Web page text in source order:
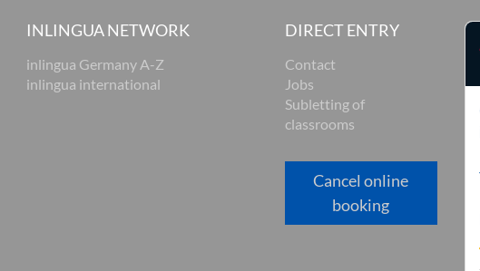
INLINGUA NETWORK
inlingua Germany A-Z
inlingua international
DIRECT ENTRY
Contact
Jobs
Subletting of
classrooms
Cancel online
booking